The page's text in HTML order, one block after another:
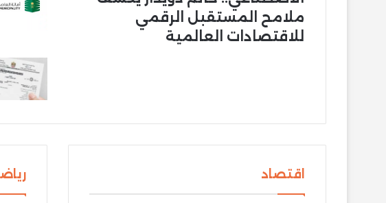
ملامح المستقبل الرقمي
للاقتصادات العالمية
اقتصاد